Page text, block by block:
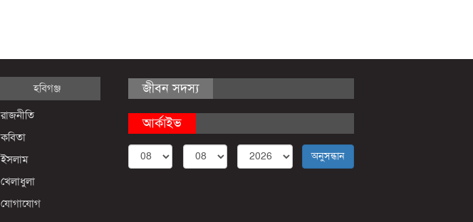
হবিগঞ্জ
রাজনীতি
কবিতা
ইসলাম
খেলাধুলা
যোগাযোগ
জীবন সদস্য
আর্কাইভ